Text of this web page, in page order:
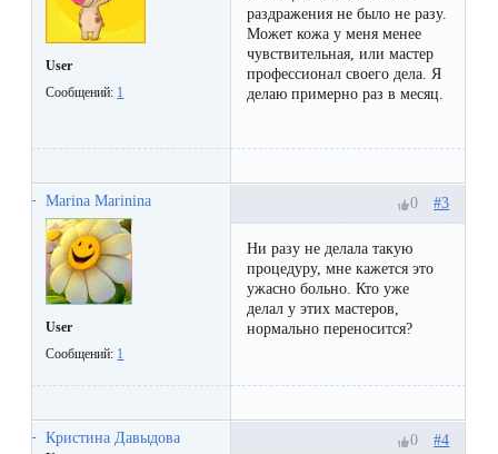
первый
раз
перед
Противопоказания
эпиляции
Что
нужно
знать
User
Сообщений: 1
раздражения не было не разу.
Может кожа у меня менее
чувствительная, или мастер
профессионал своего дела. Я
делаю примерно раз в месяц.
Marina Marinina
User
Сообщений: 1
#3
0
Ни разу не делала такую
процедуру, мне кажется это
ужасно больно. Кто уже
делал у этих мастеров,
нормально переносится?
Кристина Давыдова #4
0